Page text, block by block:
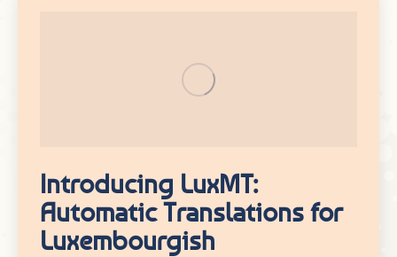
Introducing LuxMT:
Automatic Translations for
Luxembourgish